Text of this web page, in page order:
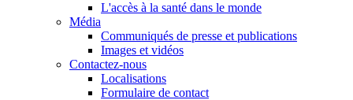
L'accès à la santé dans le monde
Média
Communiqués de presse et publications
Images et vidéos
Contactez-nous
Localisations
Formulaire de contact